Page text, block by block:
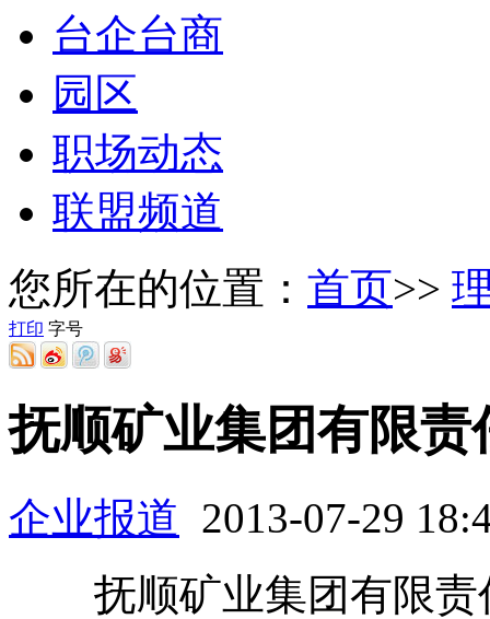
台企台商
园区
职场动态
联盟频道
您所在的位置： 首页>>
打印 字号
抚顺矿业集团有限责
企业报道 2013-07-29
抚顺矿业集团有限责